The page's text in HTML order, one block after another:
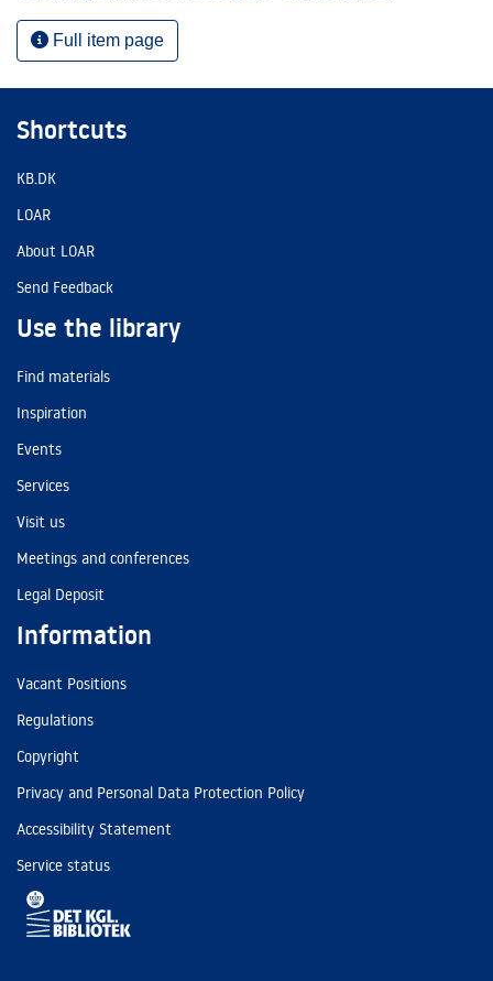
Full item page
Shortcuts
KB.DK
LOAR
About LOAR
Send Feedback
Use the library
Find materials
Inspiration
Events
Services
Visit us
Meetings and conferences
Legal Deposit
Information
Vacant Positions
Regulations
Copyright
Privacy and Personal Data Protection Policy
Accessibility Statement
Service status